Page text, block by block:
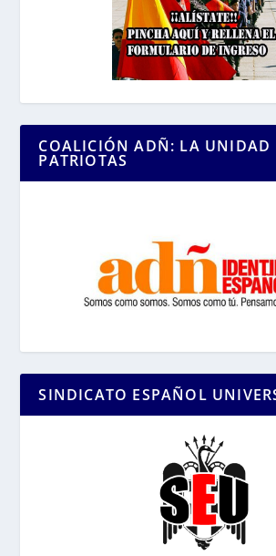
COALICIÓN ADÑ: LA UNIDAD
PATRIOTAS
SINDICATO ESPAÑOL